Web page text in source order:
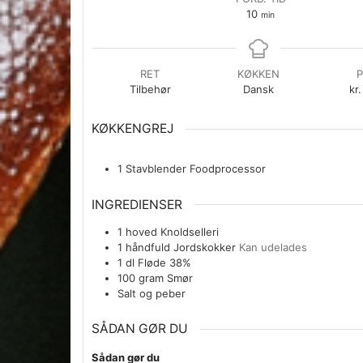
10minutter
min
RET
Tilbehør
KØKKEN
Dansk
KØKKENGREJ
1 Stavblender Foodprocessor
INGREDIENSER
1 hoved Knoldselleri
1 håndfuld Jordskokker Kan udelades
1 dl Fløde 38%
100 gram Smør
Salt og peber
SÅDAN GØR DU
Sådan gør du